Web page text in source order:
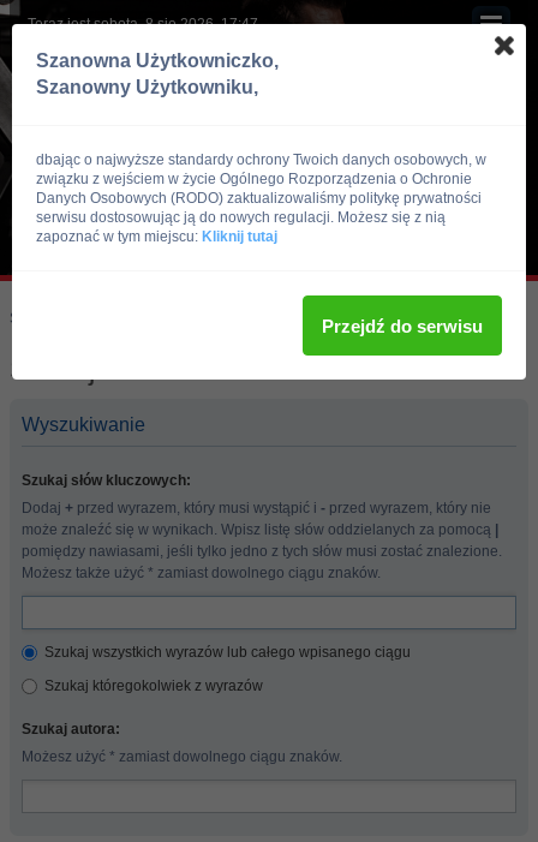
Teraz jest sobota, 8 sie 2026, 17:47
Skocz do:
Szukaj
Wyszukiwanie
Szukaj słów kluczowych:
Dodaj + przed wyrazem, który musi wystąpić i - przed wyrazem, który nie
może znaleźć się w wynikach. Wpisz listę słów oddzielanych za pomocą
pomiędzy nawiasami, jeśli tylko jedno z tych słów musi zostać znalezione.
Możesz także użyć * zamiast dowolnego ciągu znaków.
Szukaj wszystkich wyrazów lub całego wpisanego ciągu
Szukaj któregokolwiek z wyrazów
Szukaj autora:
Możesz użyć * zamiast dowolnego ciągu znaków.
Szanowna Użytkowniczko,
Szanowny Użytkowniku,
dbając o najwyższe standardy ochrony Twoich danych osobowych, w
związku z wejściem w życie Ogólnego Rozporządzenia o Ochronie
Danych Osobowych (RODO) zaktualizowaliśmy politykę prywatności
serwisu dostosowując ją do nowych regulacji. Możesz się z nią
zapoznać w tym miejscu: Kliknij tutaj
Przejdź do serwisu